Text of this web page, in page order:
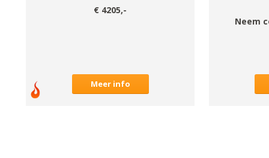
€ 4205,-
Meer info
Neem